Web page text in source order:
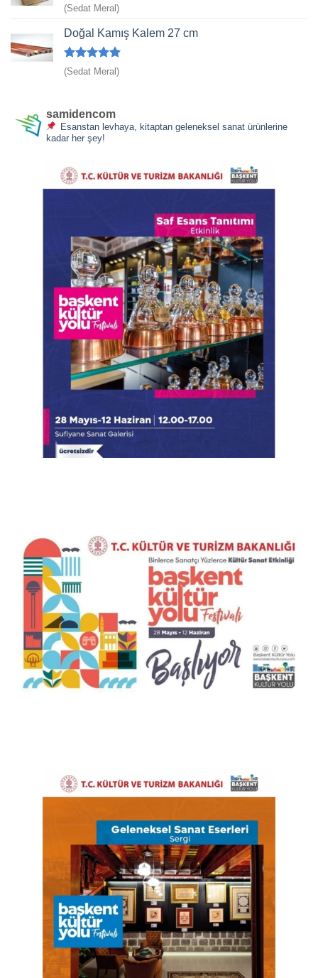
5 üzerinden
5
(Sedat Meral)
Doğal Kamış Kalem 27 cm
5 üzerinden
5
(Sedat Meral)
samidencom
Esanstan levhaya, kitaptan geleneksel sanat ürünlerine
kadar her şey!